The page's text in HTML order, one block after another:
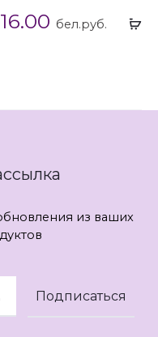
бел.руб.
из ваших